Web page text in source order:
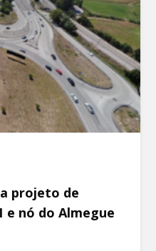
projeto de
e nó do Almegue